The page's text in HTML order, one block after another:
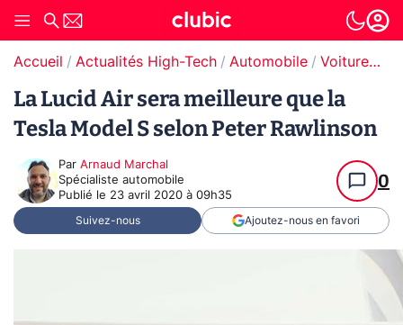
Accueil Actualités High-Tech Automobile Voitures électriques
La Lucid Air sera meilleure que la
Tesla Model S selon Peter Rawlinson
Par Arnaud Marchal
Spécialiste automobile
Publié le 23 avril 2020 à 09h35
0
Suivez-nous Ajoutez-nous en favori